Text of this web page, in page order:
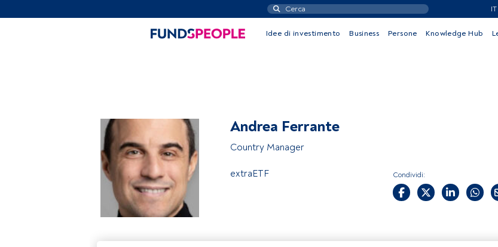
IT
Idee di investimento Business Persone Knowledge Hub
Andrea Ferrante
Country Manager
extraETF Condividi: